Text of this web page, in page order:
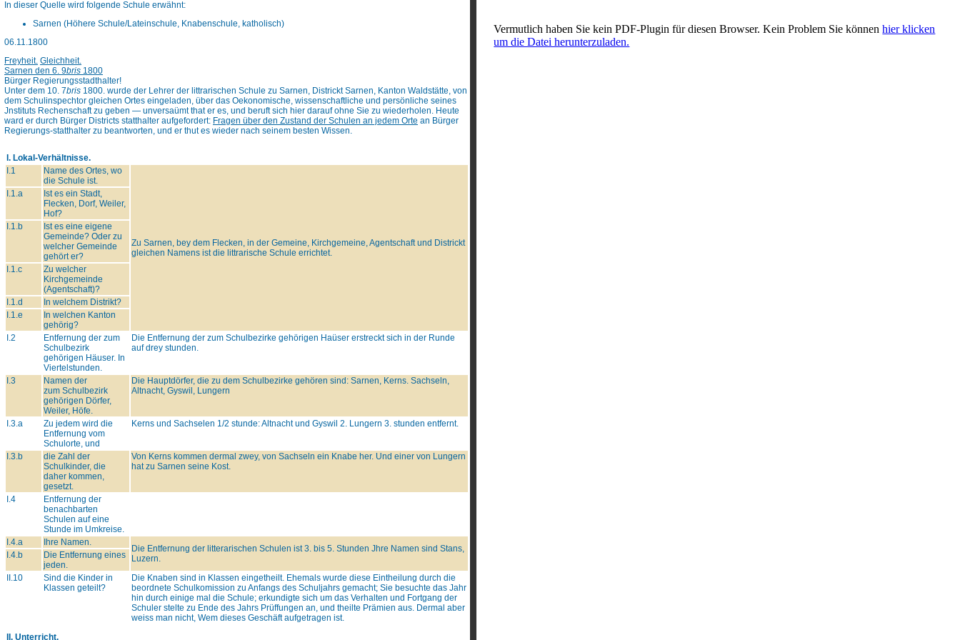
In dieser Quelle wird folgende Schule erwähnt:
Sarnen (Höhere Schule/Lateinschule, Knabenschule, katholisch)
06.11.1800
Freyheit. Gleichheit.
Sarnen den 6. 9bris 1800
Bürger Regierungsstadthalter!
Unter dem 10. 7bris 1800. wurde der Lehrer der littrarischen Schule zu Sarnen, Districkt Sarnen, Kanton Waldstätte, von
dem Schulinspechtor gleichen Ortes eingeladen, über das Oekonomische, wissenschaftliche und persönliche seines
Jnstituts Rechenschaft zu geben — unversaümt that er es, und beruft sich hier darauf ohne Sie zu wiederholen. Heute
ward er durch Bürger Districts statthalter aufgefordert: Fragen über den Zustand der Schulen an jedem Orte an Bürger
Regierungs-statthalter zu beantworten, und er thut es wieder nach seinem besten Wissen.
I. Lokal-Verhältnisse.
I.1
Name des Ortes, wo
die Schule ist.
Zu Sarnen, bey dem Flecken, in der Gemeine, Kirchgemeine, Agentschaft und Districkt
gleichen Namens ist die littrarische Schule errichtet.
I.1.a
Ist es ein Stadt,
Flecken, Dorf, Weiler,
Hof?
I.1.b
Ist es eine eigene
Gemeinde? Oder zu
welcher Gemeinde
gehört er?
I.1.c
Zu welcher
Kirchgemeinde
(Agentschaft)?
I.1.d
In welchem Distrikt?
I.1.e
In welchen Kanton
gehörig?
I.2
Entfernung der zum
Schulbezirk
gehörigen Häuser. In
Viertelstunden.
Die Entfernung der zum Schulbezirke gehörigen Haüser erstreckt sich in der Runde
auf drey stunden.
I.3
Namen der
zum Schulbezirk
gehörigen Dörfer,
Weiler, Höfe.
Die Hauptdörfer, die zu dem Schulbezirke gehören sind: Sarnen, Kerns. Sachseln,
Altnacht, Gyswil, Lungern
I.3.a
Zu jedem wird die
Entfernung vom
Schulorte, und
Kerns und Sachselen 1/2 stunde: Altnacht und Gyswil 2. Lungern 3. stunden entfernt.
I.3.b
die Zahl der
Schulkinder, die
daher kommen,
gesetzt.
Von Kerns kommen dermal zwey, von Sachseln ein Knabe her. Und einer von Lungern
hat zu Sarnen seine Kost.
I.4
Entfernung der
benachbarten
Schulen auf eine
Stunde im Umkreise.
I.4.a
Ihre Namen.
Die Entfernung der litterarischen Schulen ist 3. bis 5. Stunden Jhre Namen sind Stans,
Luzern.
I.4.b
Die Entfernung eines
jeden.
II.10
Sind die Kinder in
Klassen geteilt?
Die Knaben sind in Klassen eingetheilt. Ehemals wurde diese Eintheilung durch die
beordnete Schulkomission zu Anfangs des Schuljahrs gemacht; Sie besuchte das Jahr
hin durch einige mal die Schule; erkundigte sich um das Verhalten und Fortgang der
Schuler stelte zu Ende des Jahrs Prüffungen an, und theilte Prämien aus. Dermal aber
weiss man nicht, Wem dieses Geschäft aufgetragen ist.
II. Unterricht.
Vermutlich haben Sie kein PDF-Plugin für diesen Browser. Kein Problem Sie könnenhier klicken
um die Datei herunterzuladen.